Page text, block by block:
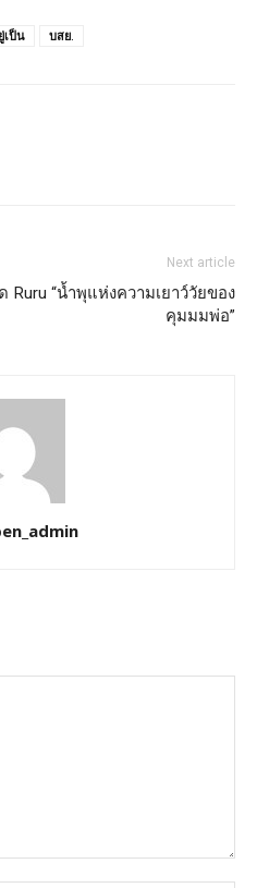
เป็น บสย.
Next article
Ruru “น้ำพุแห่งความเยาว์วัยของ
คุมมมพ่อ”